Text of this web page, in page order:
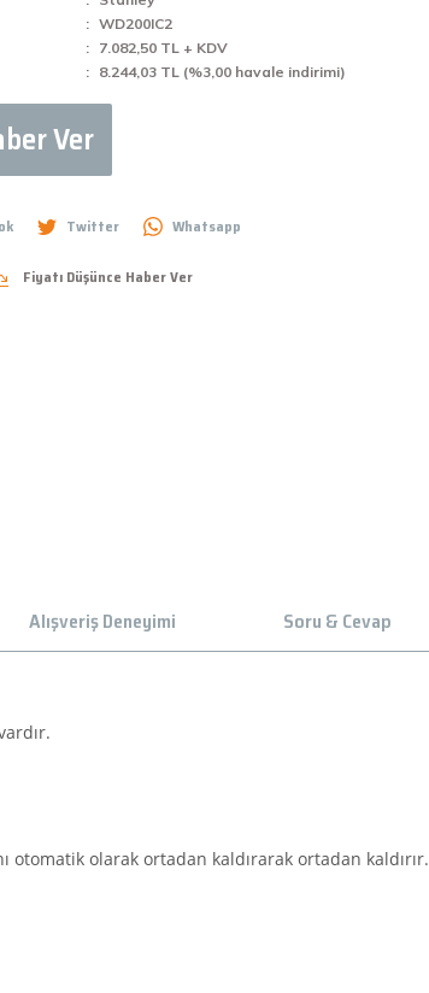
WD200IC2
7.082,50 TL + KDV
8.244,03 TL (%3,00 havale indirimi)
Ver
Twitter Whatsapp
Fiyatı Düşünce Haber Ver
Alışveriş Deneyimi Soru & Cevap
otomatik olarak ortadan kaldırarak ortadan kaldırır.